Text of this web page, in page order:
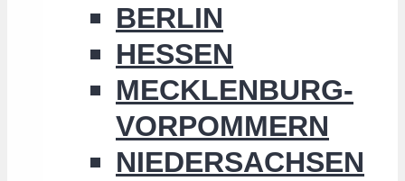
BERLIN
HESSEN
MECKLENBURG-
VORPOMMERN
NIEDERSACHSEN